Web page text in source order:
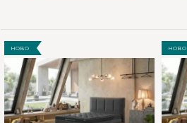
НОВО НОВО